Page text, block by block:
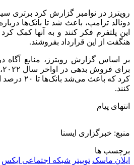
رویترز در نوامبر گزارش کرد برتری
دونالد ترامپ، باعث شد تا بانک‌ها
این پلتفرم فکر کنند و به آنها کمک
هنگفت از این قرارداد بفروشند.
بر اساس گزارش رویترز، منابع آگاه
کرد که
کنند.
انتهای پیام
منبع: خبرگزاری ایسنا
برچسب ها
ایلان ماسک توييتر شبکه اجتماعی ایکس